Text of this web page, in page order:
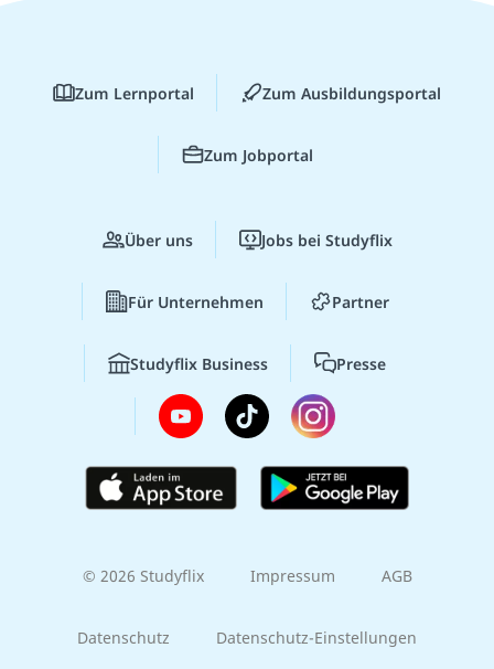
Zum Lernportal Zum Ausbildungsportal
Zum Jobportal
Über uns Jobs bei Studyflix
Für Unternehmen Partner
Studyflix Business Presse
© 2026 Studyflix Impressum AGB
Datenschutz Datenschutz-Einstellungen